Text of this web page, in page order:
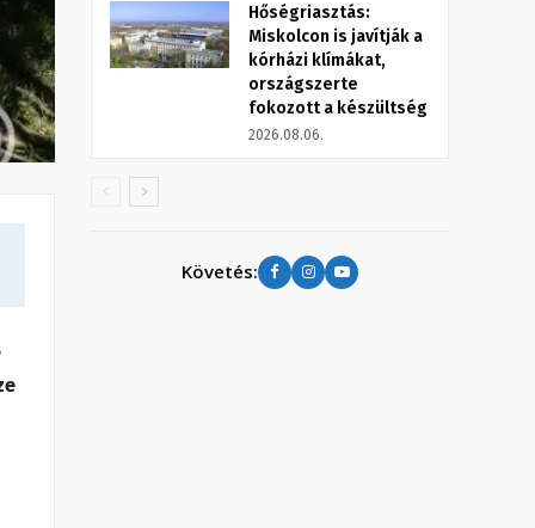
Hőségriasztás:
Miskolcon is javítják a
kórházi klímákat,
országszerte
fokozott a készültség
2026.08.06.
Követés: